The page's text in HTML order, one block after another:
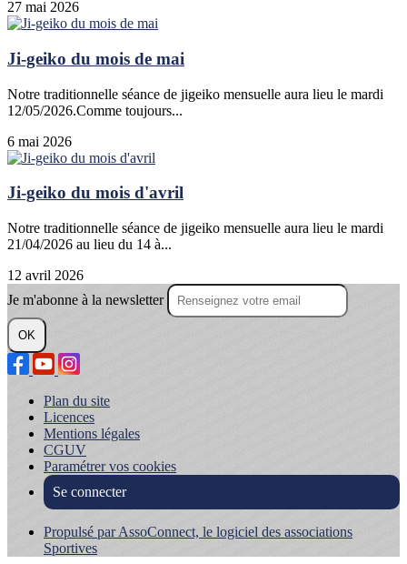
27 mai 2026
Ji-geiko du mois de mai
Notre traditionnelle séance de jigeiko mensuelle aura lieu le mardi
12/05/2026.Comme toujours...
6 mai 2026
Ji-geiko du mois d'avril
Notre traditionnelle séance de jigeiko mensuelle aura lieu le mardi
21/04/2026 au lieu du 14 à...
12 avril 2026
Je m'abonne à la newsletter
OK
Plan du site
Licences
Mentions légales
CGUV
Paramétrer vos cookies
Se connecter
Propulsé par AssoConnect, le logiciel des associations
Sportives